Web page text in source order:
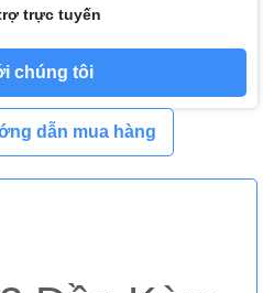
trực tuyến
chúng tôi
dẫn mua hàng